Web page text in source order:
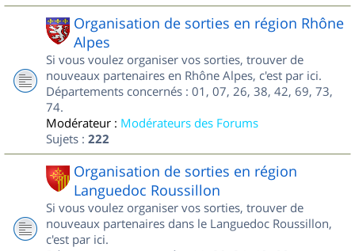
Organisation de sorties en région Rhône
Alpes
Si vous voulez organiser vos sorties, trouver de
nouveaux partenaires en Rhône Alpes, c'est par ici.
Départements concernés : 01, 07, 26, 38, 42, 69, 73,
74.
Modérateur : Modérateurs des Forums
Sujets : 222
Organisation de sorties en région
Languedoc Roussillon
Si vous voulez organiser vos sorties, trouver de
nouveaux partenaires dans le Languedoc Roussillon,
c'est par ici.